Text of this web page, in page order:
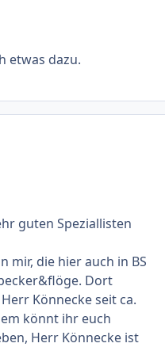
etwas dazu.
guten Speziallisten
mir, die hier auch in BS
Dort
Könnecke seit ca.
könnt ihr euch
Herr Könnecke ist